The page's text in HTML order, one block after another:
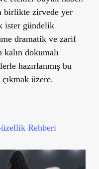
birlikte zirvede yer
ister gündelik
dramatik ve zarif
dokumalı
hazırlanmış bu
üzere.
Rehberi